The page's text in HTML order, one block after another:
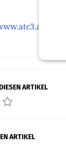
ARTIKEL
ARTIKEL